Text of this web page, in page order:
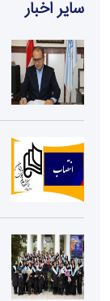
سایر اخبار